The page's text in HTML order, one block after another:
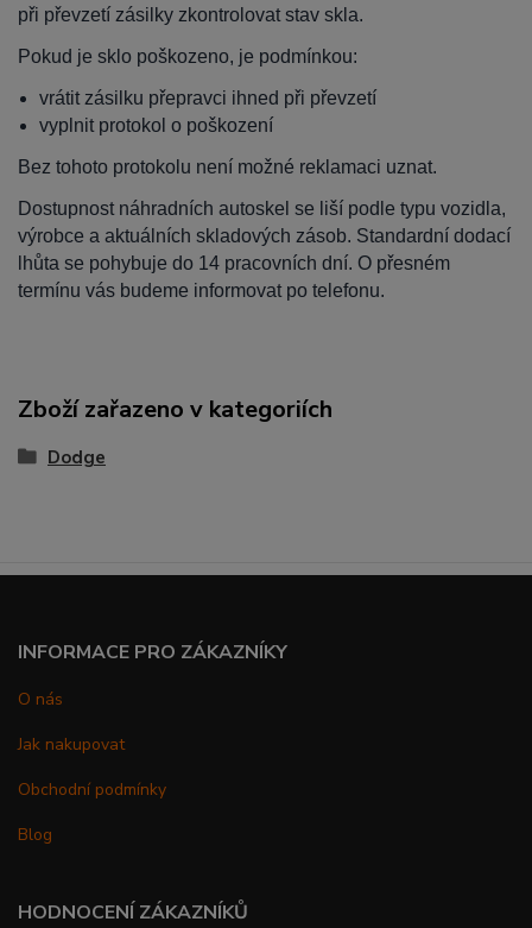
při převzetí zásilky zkontrolovat stav skla.
Pokud je sklo poškozeno, je podmínkou:
vrátit zásilku přepravci ihned při převzetí
vyplnit protokol o poškození
Bez tohoto protokolu není možné reklamaci uznat.
Dostupnost náhradních autoskel se liší podle typu vozidla,
výrobce a aktuálních skladových zásob. Standardní dodací
lhůta se pohybuje do 14 pracovních dní. O přesném
termínu vás budeme informovat po telefonu.
Zboží zařazeno v kategoriích
Dodge
INFORMACE PRO ZÁKAZNÍKY
O nás
Jak nakupovat
Obchodní podmínky
Blog
HODNOCENÍ ZÁKAZNÍKŮ